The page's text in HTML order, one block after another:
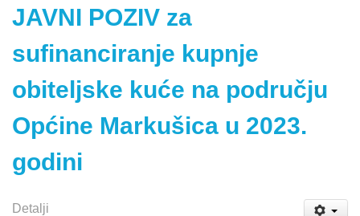
JAVNI POZIV za
sufinanciranje kupnje
obiteljske kuće na području
Općine Markušica u 2023.
godini
Detalji